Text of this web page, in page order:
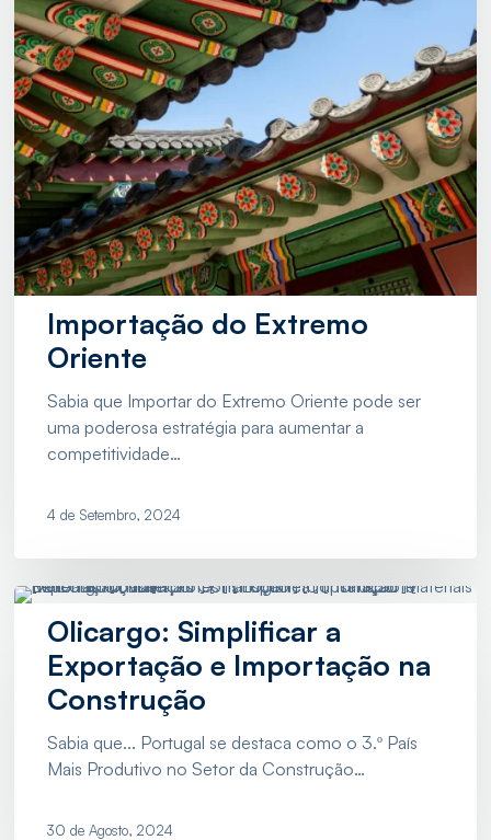
Importação do Extremo
Oriente
Sabia que Importar do Extremo Oriente pode ser
uma poderosa estratégia para aumentar a
competitividade…
4 de Setembro, 2024
Olicargo:
Simplificar
Exportação
Construção
Olicargo: Simplificar a
Exportação e Importação na
Construção
Sabia que... Portugal se destaca como o 3.º País
Mais Produtivo no Setor da Construção…
30 de Agosto, 2024